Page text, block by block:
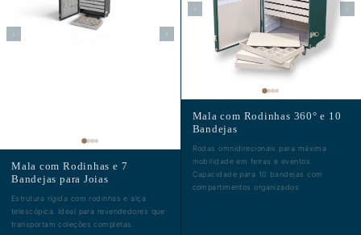
‹ ›
Mala com Rodinhas e 7
Bandejas para Joias
Estrutura rígida com rodinhas e alça
telescópica. Ideal para revendedores que
transportam coleções completas.
‹ ›
Mala com Rodinhas 360° e 10
Bandejas
Rodas omnidirecionais para máxima
mobilidade em feiras e eventos.
Capacidade para 10 bandejas com
compartimentos organizados.